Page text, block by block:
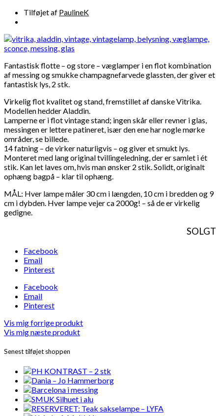
Tilføjet af PaulineK
Fantastisk flotte – og store – væglamper i en flot kombination
af messing og smukke champagnefarvede glassten, der giver et
fantastisk lys, 2 stk.
Virkelig flot kvalitet og stand, fremstillet af danske Vitrika.
Modellen hedder Aladdin.
Lamperne er i flot vintage stand; ingen skår eller revner i glas,
messingen er lettere patineret, især den ene har nogle mørke
områder, se billede.
14 fatning – de virker naturligvis – og giver et smukt lys.
Monteret med lang original tvillingeledning, der er samlet i ét
stik. Kan let laves om, hvis man ønsker 2 stik. Solidt, originalt
ophæng bagpå – klar til ophæng.
MÅL: Hver lampe måler 30 cm i længden, 10 cm i bredden og 9
cm i dybden. Hver lampe vejer ca 2000g! – så de er virkelig
gedigne.
SOLGT
Facebook
Email
Pinterest
Facebook
Email
Pinterest
Vis mig forrige produkt
Vis mig næste produkt
Senest tilføjet shoppen